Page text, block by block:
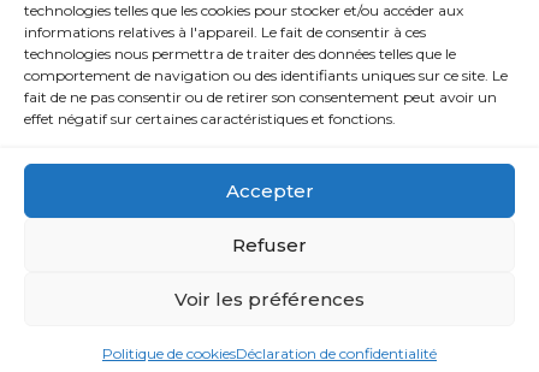
technologies telles que les cookies pour stocker et/ou accéder aux
informations relatives à l'appareil. Le fait de consentir à ces
technologies nous permettra de traiter des données telles que le
comportement de navigation ou des identifiants uniques sur ce site. Le
fait de ne pas consentir ou de retirer son consentement peut avoir un
effet négatif sur certaines caractéristiques et fonctions.
Accepter
Refuser
Voir les préférences
Politique de cookiesDéclaration de confidentialité
 450 654-3342
 info@charlesrajotte.com
765, rue Notre-Dame
Copyright © Charles E. Rajotte complexe funéraire 2024 –
Triaxe